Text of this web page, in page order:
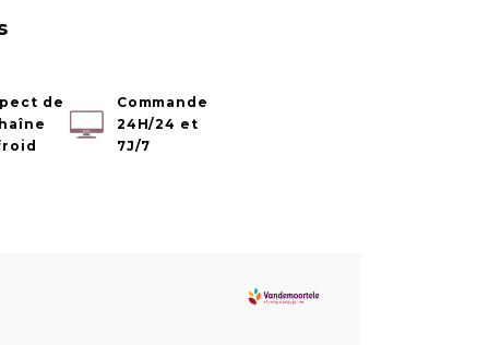
de
Commande
24H/24 et
7J/7